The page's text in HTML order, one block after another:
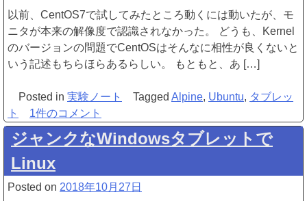
に
CentOS7
を
入
て
遊
ぶ
以前、CentOS7で試してみたところ動くには動いたが、モ
ニタが本来の解像度で認識されなかった。 どうも、Kernel
のバージョンの問題でCentOSはそんなに相性が良くないと
いう記述もちらほらあるらしい。 もともと、あ […]
Posted in 実験ノート Tagged Alpine, Ubuntu, タブレッ
ト
続・
ジ
ャ
ン
ク
な
1件のコメント
ジャンクなWindowsタブレットで
Linux
Posted on 2018年10月27日